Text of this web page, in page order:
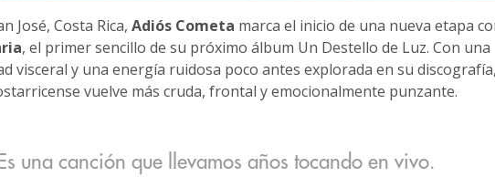
José, Costa Rica, Adiós Cometa marca el inicio de una nueva etapa
, el primer sencillo de su próximo álbum Un Destello de Luz. Con una
visceral y una energía ruidosa poco antes explorada en su
vuelve más cruda, frontal y emocionalmente punzante.
una canción que llevamos años tocando en vivo.